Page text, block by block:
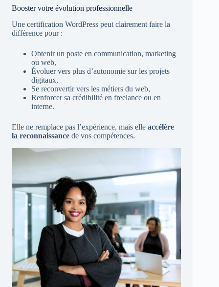
Booster votre évolution professionnelle
Une certification WordPress peut clairement faire la
différence pour :
Obtenir un poste en communication, marketing
ou web,
Évoluer vers plus d’autonomie sur les projets
digitaux,
Se reconvertir vers les métiers du web,
Renforcer sa crédibilité en freelance ou en
interne.
Elle ne remplace pas l’expérience, mais elle accélère
la reconnaissance de vos compétences.